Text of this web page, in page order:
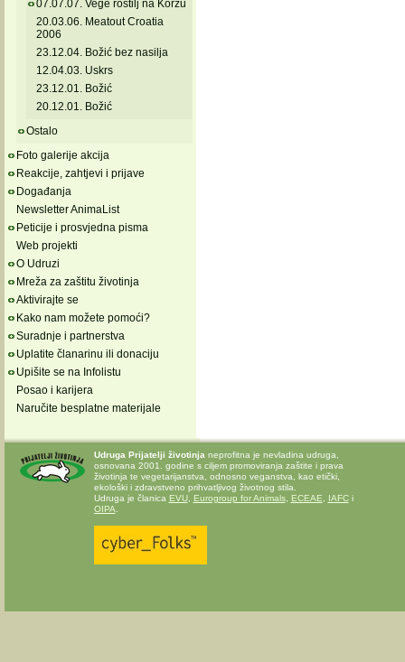
07.07.07. Vege roštilj na Korzu
20.03.06. Meatout Croatia
2006
23.12.04. Božić bez nasilja
12.04.03. Uskrs
23.12.01. Božić
20.12.01. Božić
Ostalo
Foto galerije akcija
Reakcije, zahtjevi i prijave
Događanja
Newsletter AnimaList
Peticije i prosvjedna pisma
Web projekti
O Udruzi
Mreža za zaštitu životinja
Aktivirajte se
Kako nam možete pomoći?
Suradnje i partnerstva
Uplatite članarinu ili donaciju
Upišite se na Infolistu
Posao i karijera
Naručite besplatne materijale
Udruga Prijatelji životinja neprofitna je nevladina udruga,
osnovana 2001. godine s ciljem promoviranja zaštite i prava
životinja te vegetarijanstva, odnosno veganstva, kao etički,
ekološki i zdravstveno prihvatljivog životnog stila.
Udruga je članica EVU, Eurogroup for Animals, ECEAE IAFCi
OIPA